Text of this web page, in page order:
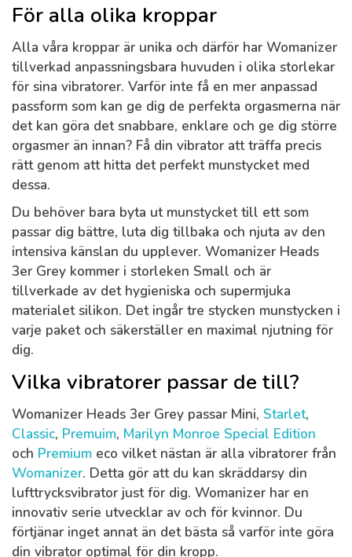
För alla olika kroppar
Alla våra kroppar är unika och därför har Womanizer
tillverkad anpassningsbara huvuden i olika storlekar
för sina vibratorer. Varför inte få en mer anpassad
passform som kan ge dig de perfekta orgasmerna när
det kan göra det snabbare, enklare och ge dig större
orgasmer än innan? Få din vibrator att träffa precis
rätt genom att hitta det perfekt munstycket med
dessa.
Du behöver bara byta ut munstycket till ett som
passar dig bättre, luta dig tillbaka och njuta av den
intensiva känslan du upplever. Womanizer Heads
3er Grey kommer i storleken Small och är
tillverkade av det hygieniska och supermjuka
materialet silikon. Det ingår tre stycken munstycken i
varje paket och säkerställer en maximal njutning för
dig.
Vilka vibratorer passar de till?
Womanizer Heads 3er Grey passar Mini, Starlet,
Classic, Premuim, Marilyn Monroe Special Edition
och Premium eco vilket nästan är alla vibratorer från
Womanizer. Detta gör att du kan skräddarsy din
lufttrycksvibrator just för dig. Womanizer har en
innovativ serie utvecklar av och för kvinnor. Du
förtjänar inget annat än det bästa så varför inte göra
din vibrator optimal för din kropp.